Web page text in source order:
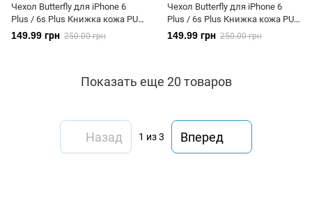
Чехол Butterfly для iPhone 6
Plus / 6s Plus Книжка кожа PU
сиреневый
149.99 грн 250.00 грн
Чехол Butterfly для iPhone 6
Plus / 6s Plus Книжка кожа PU
фиолетовый
149.99 грн 250.00 грн
Показать еще 20 товаров
Назад 1 из 3 Вперед